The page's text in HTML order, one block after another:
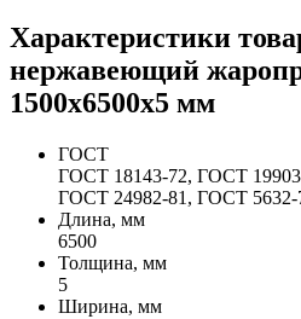
Характеристики
нержавеющий
1500х6500х5 мм
ГОСТ
ГОСТ 18143-72, ГОСТ
ГОСТ 24982-81, ГОСТ
Длина, мм
6500
Толщина, мм
5
Ширина, мм